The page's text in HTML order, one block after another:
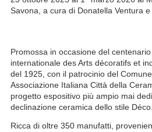
Savona, a cura di Donatella Ventura
Promossa in occasione del
internationale des Arts décoratifs et
del 1925, con il patrocinio del
Associazione Italiana Città della
progetto espositivo più ampio mai
declinazione ceramica dello stile Déco.
Ricca di oltre 350 manufatti,